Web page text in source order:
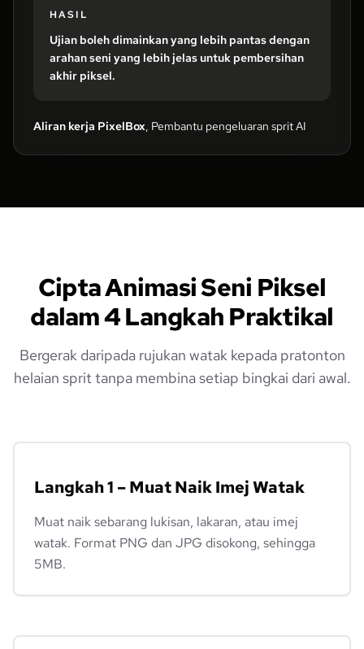
HASIL
Ujian boleh dimainkan yang lebih pantas dengan
arahan seni yang lebih jelas untuk pembersihan
akhir piksel.
Aliran kerja PixelBox, Pembantu pengeluaran sprit AI
Cipta Animasi Seni Piksel
dalam 4 Langkah Praktikal
Bergerak daripada rujukan watak kepada pratonton
helaian sprit tanpa membina setiap bingkai dari awal.
Langkah 1 – Muat Naik Imej Watak
Muat naik sebarang lukisan, lakaran, atau imej
watak. Format PNG dan JPG disokong, sehingga
5MB.